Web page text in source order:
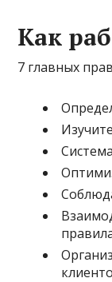
Как
7 главных